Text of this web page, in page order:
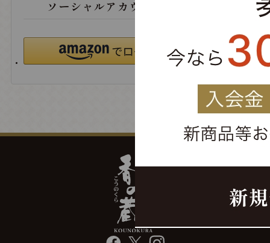
ソーシャルアカウントでログイン
facebook instagram